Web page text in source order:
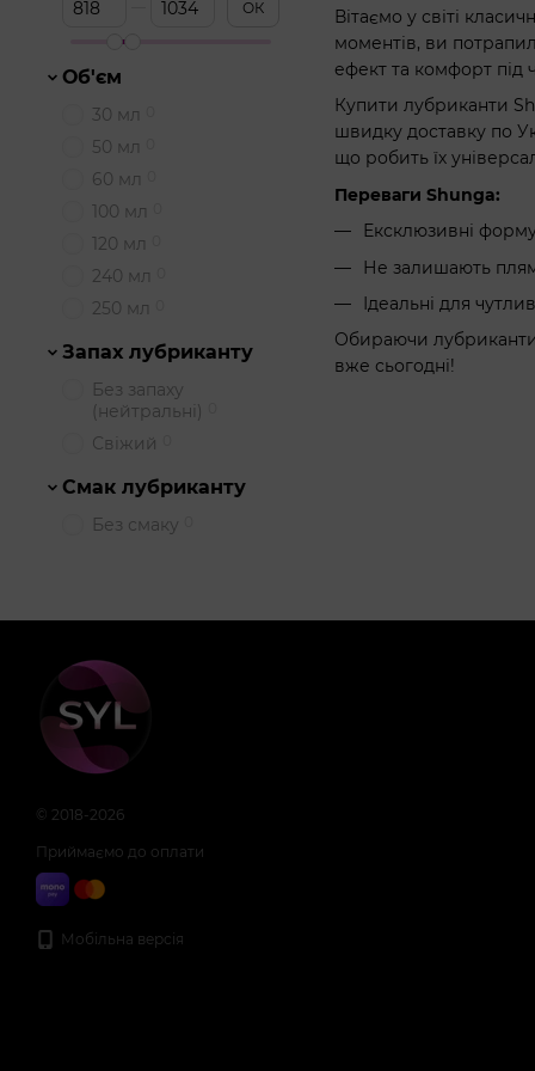
Вітаємо у світі
моментів, ви
ефект та комфорт під
Купити лубриканти
швидку доставку по
що робить їх
Переваги Shunga:
Ексклюзивні
Не залишають
Ідеальні для
Обираючи лубриканти
вже сьогодні!
Satisfyer
Satisfyer
Sensuva
Shunga
SKYN
Swiss Navy
System JO
ОК
Об'єм
30 мл
50 мл
60 мл
100 мл
120 мл
240 мл
250 мл
Запах лубриканту
Без запаху
(нейтральні)
Свіжий
Смак лубриканту
Без смаку
© 2018-2026
Приймаємо до оплати
Мобільна версія